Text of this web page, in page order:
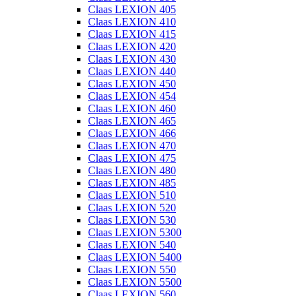
Claas LEXION 405
Claas LEXION 410
Claas LEXION 415
Claas LEXION 420
Claas LEXION 430
Claas LEXION 440
Claas LEXION 450
Claas LEXION 454
Claas LEXION 460
Claas LEXION 465
Claas LEXION 466
Claas LEXION 470
Claas LEXION 475
Claas LEXION 480
Claas LEXION 485
Claas LEXION 510
Claas LEXION 520
Claas LEXION 530
Claas LEXION 5300
Claas LEXION 540
Claas LEXION 5400
Claas LEXION 550
Claas LEXION 5500